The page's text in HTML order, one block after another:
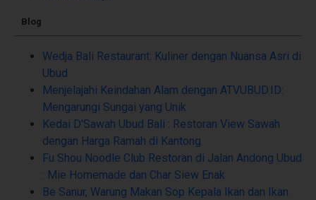
Blog
Wedja Bali Restaurant: Kuliner dengan Nuansa Asri di
Ubud
Menjelajahi Keindahan Alam dengan ATVUBUD.ID:
Mengarungi Sungai yang Unik
Kedai D'Sawah Ubud Bali : Restoran View Sawah
dengan Harga Ramah di Kantong
Fu Shou Noodle Club Restoran di Jalan Andong Ubud
: Mie Homemade dan Char Siew Enak
Be Sanur, Warung Makan Sop Kepala Ikan dan Ikan